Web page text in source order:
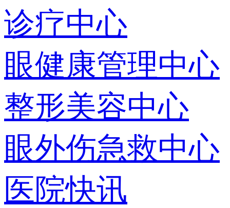
诊疗中心
眼健康管理中心
整形美容中心
眼外伤急救中心
医院快讯